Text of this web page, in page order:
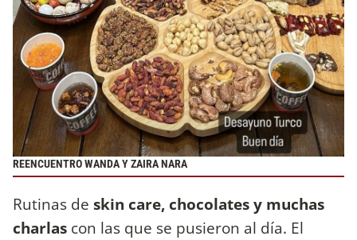
REENCUENTRO WANDA Y ZAIRA NARA
Rutinas de skin care, chocolates y muchas
charlas con las que se pusieron al día. El